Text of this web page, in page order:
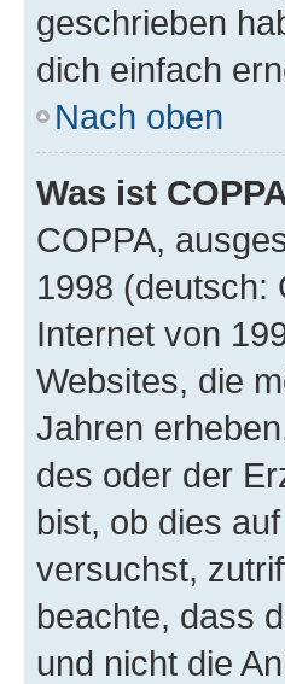
geschrieben
dich einfach
Nach oben
Was ist
COPPA,
1998 (deutsch:
Internet von
Websites, die
Jahren
des oder der
bist, ob dies
versuchst,
beachte, dass
und nicht die